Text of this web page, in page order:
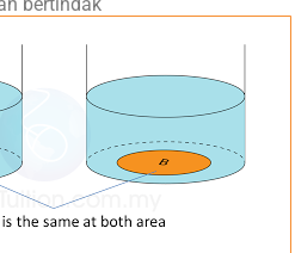
bertindak